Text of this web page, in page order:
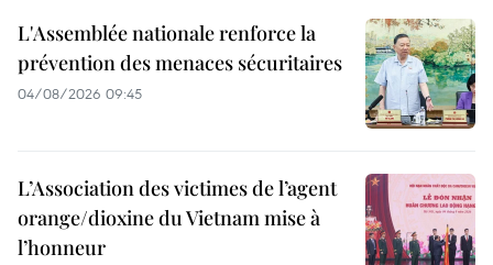
L'Assemblée nationale renforce la
prévention des menaces sécuritaires
04/08/2026 09:45
L’Association des victimes de l’agent
orange/dioxine du Vietnam mise à
l’honneur